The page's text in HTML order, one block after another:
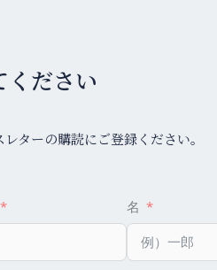
ください
ターの購読にご登録ください。
名